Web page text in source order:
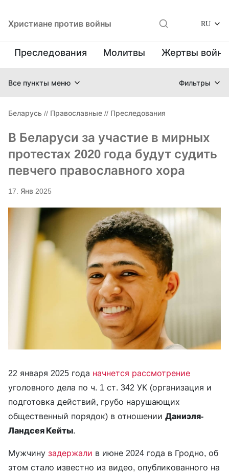
Христиане против войны RU
Преследования Молитвы Жертвы
Все пункты меню Фильтры
Беларусь // Православные // Преследования
В Беларуси за участие в мирных
протестах 2020 года будут судить
певчего православного хора
17. Янв 2025
22 января 2025 года начнется рассмотрение
уголовного дела по ч. 1 ст. 342 УК (организация и
подготовка действий, грубо нарушающих
общественный порядок) в отношении Даниэля-
Ландсея Кейты.
Мужчину задержали в июне 2024 года в Гродно, об
этом стало известно из видео, опубликованного на